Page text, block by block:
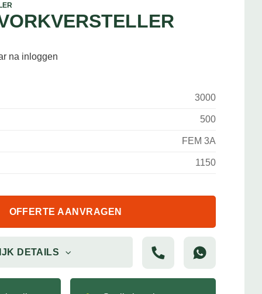
na inloggen
3000
500
FEM 3A
1150
OFFERTE AANVRAGEN
DETAILS